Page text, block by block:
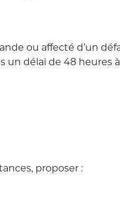
ou affecté d’un
délai de 48 heures
proposer :